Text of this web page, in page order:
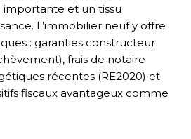
et un tissu
L’immobilier neuf y offre
: garanties constructeur
frais de notaire
récentes (RE2020) et
fiscaux avantageux comme